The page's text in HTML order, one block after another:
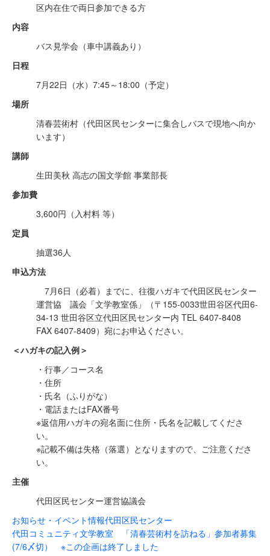
区内在住で両日参加できる方
内容
バス見学会（車中講義あり）
日程
7月22日（水）7:45～18:00（予定）
場所
清春芸術村（代田区民センターに集合しバスで現地へ向か
います）
講師
生田美秋 高志の国文学館 事業部長
参加費
3,600円（入村料 等）
定員
抽選36人
申込方法
7月6日（必着）までに、往復ハガキで代田区民センター
運営協 議会「文学教室係」（〒155-0033世田谷区代田6-
34-13 世田谷区立代田区民センター内 TEL 6407-8408
FAX 6407-8409）宛にお申込ください。
＜ハガキの記入例＞
・行事／コース名
・住所
・氏名（ふりがな）
・電話またはFAX番号
※返信用ハガキの宛名面に住所・氏名を記載してくださ
い。
※記載不備は失格（落選）となりますので、ご注意くださ
い。
主催
代田区民センター運営協議会
お知らせ・イベント情報代田区民センター
代田コミュニティ文学教室 「清春芸術村を訪ねる」参加者募集
(7/6〆切） ※この企画は終了しました